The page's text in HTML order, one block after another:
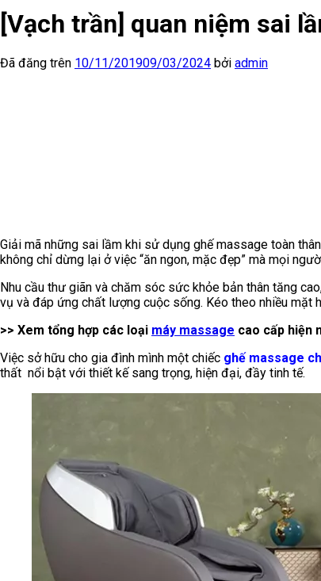
[Vạch trần] quan niệm sai
Đã đăng trên 10/11/201909/03/2024 bởi admin
Giải mã những sai lầm khi sử dụng ghế massage toàn
không chỉ dừng lại ở việc “ăn ngon, mặc đẹp” mà mọi
Nhu cầu thư giãn và chăm sóc sức khỏe bản thân tăng
vụ và đáp ứng chất lượng cuộc sống. Kéo theo nhiều
>> Xem tổng hợp các loại máy massage cao cấp hiện
Việc sở hữu cho gia đình mình một chiếc ghế massage
thất nổi bật với thiết kế sang trọng, hiện đại, đầy tinh tế.